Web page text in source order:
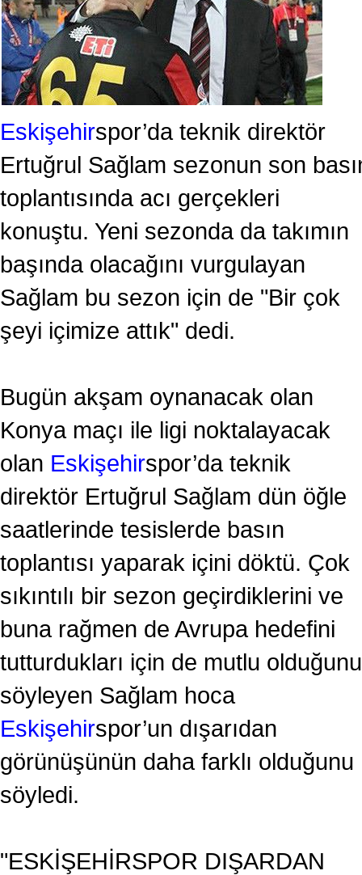
Eskişehirspor’da teknik direktör
Ertuğrul Sağlam sezonun son
toplantısında acı gerçekleri
konuştu. Yeni sezonda da takımın
başında olacağını vurgulayan
Sağlam bu sezon için de "Bir çok
şeyi içimize attık" dedi.
Bugün akşam oynanacak olan
Konya maçı ile ligi noktalayacak
olan Eskişehirspor’da teknik
direktör Ertuğrul Sağlam dün öğle
saatlerinde tesislerde basın
toplantısı yaparak içini döktü. Çok
sıkıntılı bir sezon geçirdiklerini ve
buna rağmen de Avrupa hedefini
tutturdukları için de mutlu olduğunu
söyleyen Sağlam hoca
Eskişehirspor’un dışarıdan
görünüşünün daha farklı olduğunu
söyledi.
"ESKİŞEHİRSPOR DIŞARDAN